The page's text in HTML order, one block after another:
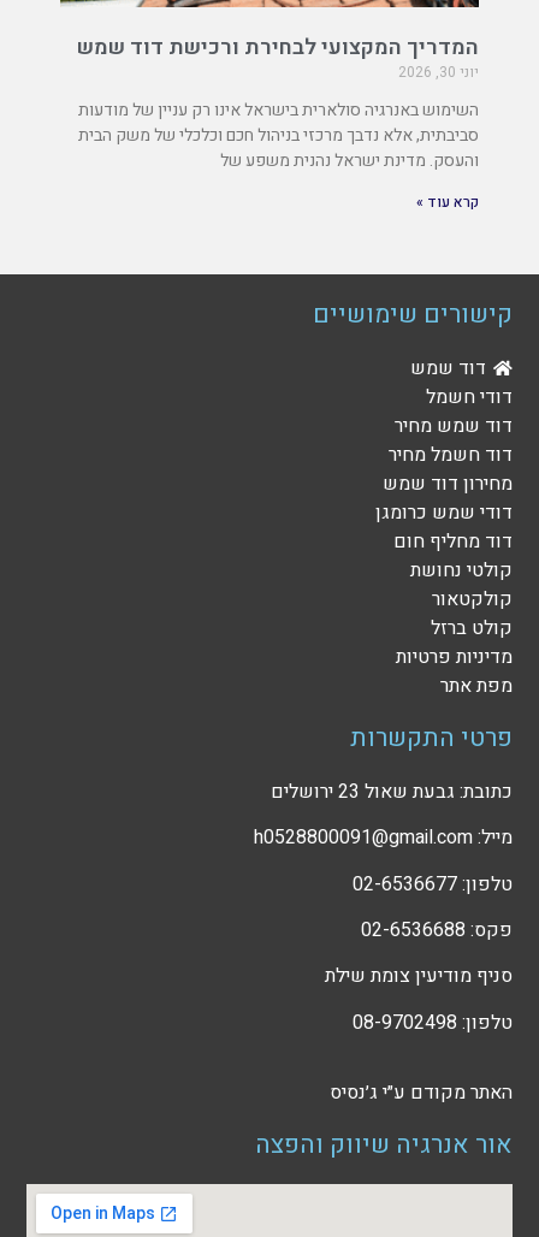
המדריך המקצועי לבחירת ורכישת דוד שמש
יוני 30, 2026
השימוש באנרגיה סולארית בישראל אינו רק עניין של מודעות
סביבתית, אלא נדבך מרכזי בניהול חכם וכלכלי של משק הבית
והעסק. מדינת ישראל נהנית משפע של
קרא עוד »
קישורים שימושיים
דוד שמש
דודי חשמל
דוד שמש מחיר
דוד חשמל מחיר
מחירון דוד שמש
דודי שמש כרומגן
דוד מחליף חום
קולטי נחושת
קולקטאור
קולט ברזל
מדיניות פרטיות
מפת אתר
פרטי התקשרות
כתובת: גבעת שאול 23 ירושלים
מייל: h0528800091@gmail.com
טלפון: 02-6536677
פקס: 02-6536688
סניף מודיעין צומת שילת
טלפון: 08-9702498
האתר מקודם ע״י ג׳נסיס
אור אנרגיה שיווק והפצה